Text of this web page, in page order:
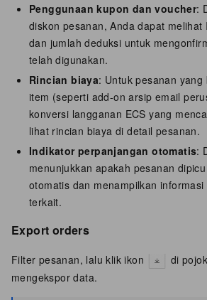
Penggunaan kupon dan voucher:
diskon pesanan, Anda dapat melihat
dan jumlah deduksi untuk
telah digunakan.
Rincian biaya: Untuk pesanan
item (seperti add-on arsip email
konversi langganan ECS yang
lihat rincian biaya di detail pesanan.
Indikator perpanjangan otomatis:
menunjukkan apakah pesanan
otomatis dan menampilkan
terkait.
Export orders
Filter pesanan, lalu klik ikon
di
mengekspor data.